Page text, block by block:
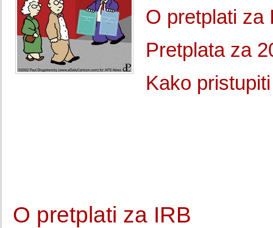
O pretplati za
Pretplata za
Kako
O pretplati za IRB